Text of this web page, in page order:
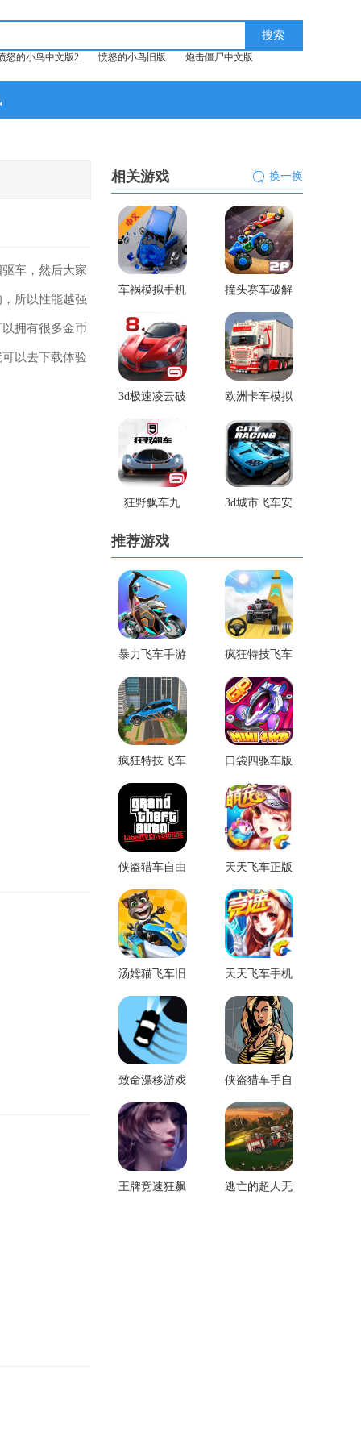
怒的小鸟中文版2 愤怒的小鸟旧版 炮击僵尸中文版
车，然后大家
所以性能越强
拥有很多金币
以去下载体验
相关游戏 换一换
车祸模拟手机
版游戏
撞头赛车破解
版
3d极速凌云破
解版
欧洲卡车模拟
3安卓版无限
金币版
狂野飘车九 3d城市飞车安
推荐游戏
暴力飞车手游
官网版
疯狂特技飞车
疯狂特技飞车
安卓版
口袋四驱车版
本
侠盗猎车自由
城中文版
天天飞车正版
汤姆猫飞车旧
版
天天飞车手机
版
致命漂移游戏
红包版
侠盗猎车手自
由城
王牌竞速狂飙 逃亡的超人无